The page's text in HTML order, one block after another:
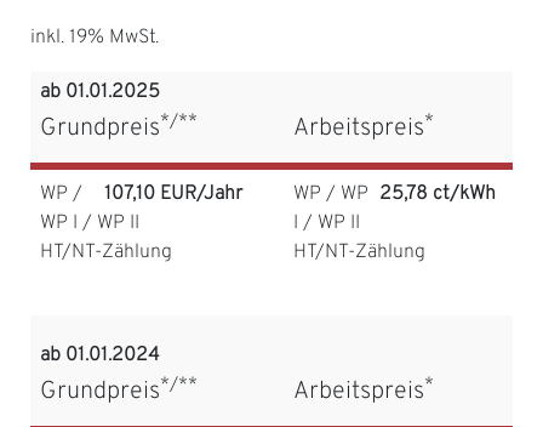
inkl. 19% MwSt.
ab 01.01.2025
Grundpreis*/** Arbeitspreis*
107,10 EUR/Jahr
WP /
WP I / WP II
HT/NT-Zählung
25,78 ct/kWh
WP / WP
I / WP II
HT/NT-Zählung
ab 01.01.2024
Grundpreis*/** Arbeitspreis*